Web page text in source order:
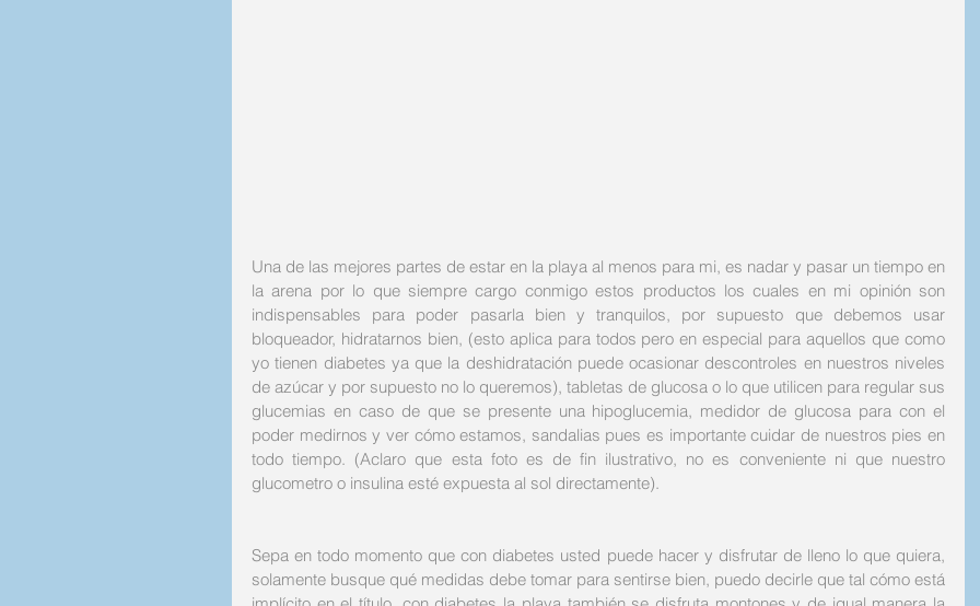
Una de las mejores partes de estar en la playa al menos para mi, es nadar y pasar un tiempo en
la arena por lo que siempre cargo conmigo estos productos los cuales en mi opinión son
indispensables para poder pasarla bien y tranquilos, por supuesto que debemos usar
bloqueador, hidratarnos bien, (esto aplica para todos pero en especial para aquellos que como
yo tienen diabetes ya que la deshidratación puede ocasionar descontroles en nuestros niveles
de azúcar y por supuesto no lo queremos), tabletas de glucosa o lo que utilicen para regular sus
glucemias en caso de que se presente una hipoglucemia, medidor de glucosa para con el
poder medirnos y ver cómo estamos, sandalias pues es importante cuidar de nuestros pies en
todo tiempo. (Aclaro que esta foto es de fin ilustrativo, no es conveniente ni que nuestro
glucometro o insulina esté expuesta al sol directamente).
Sepa en todo momento que con diabetes usted puede hacer y disfrutar de lleno lo que quiera,
solamente busque qué medidas debe tomar para sentirse bien, puedo decirle que tal cómo está